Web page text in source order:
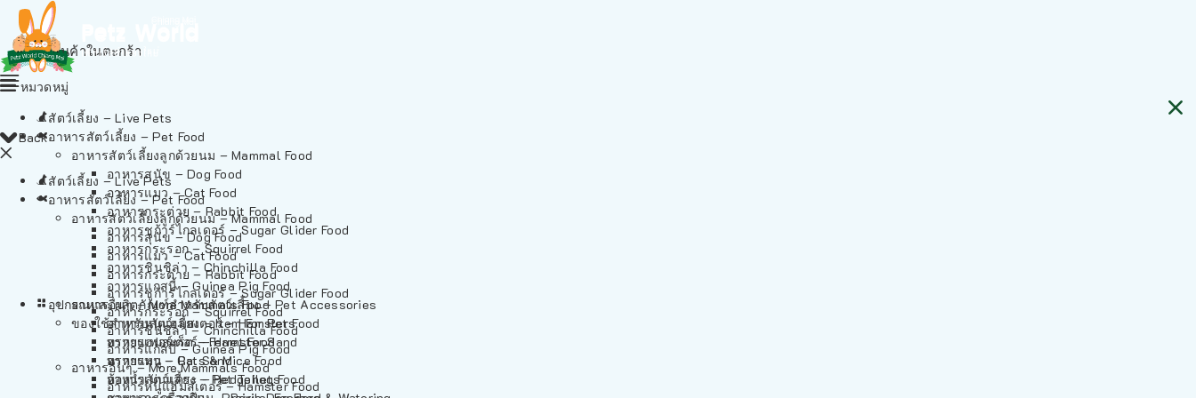
ไม่มีสินค้าในตะกร้า
Back
สัตว์เลี้ยง – Live Pets
อาหารสัตว์เลี้ยง – Pet Food
อาหารสัตว์เลี้ยงลูกด้วยนม – Mammal Food
อาหารสุนัข – Dog Food
อาหารแมว – Cat Food
อาหารกระต่าย – Rabbit Food
อาหารชูก้าร์ไกลเดอร์ – Sugar Glider Food
อาหารกระรอก – Squirrel Food
อาหารชินชิล่า – Chinchilla Food
อาหารแกสบี้ – Guinea Pig Food
อาหารอื่นๆ – More Mammals Food
อาหารหนูแฮมสเตอร์ – Hamster Food
หมวดหมู่
สัตว์เลี้ยง – Live Pets
อาหารสัตว์เลี้ยง – Pet Food
อาหารสัตว์เลี้ยงลูกด้วยนม – Mammal Food
อาหารสุนัข – Dog Food
อาหารแมว – Cat Food
อาหารกระต่าย – Rabbit Food
อาหารชูก้าร์ไกลเดอร์ – Sugar Glider Food
อาหารกระรอก – Squirrel Food
อาหารชินชิล่า – Chinchilla Food
อาหารแกสบี้ – Guinea Pig Food
อาหารอื่นๆ – More Mammals Food
อาหารหนูแฮมสเตอร์ – Hamster Food
อาหารเฟอร์เร็ต – Ferret Food
อาหารหนู – Rats & Mice Food
อาหารเม่นแคระ – Hedgehog Food
อุปกรณและผลิตภัณฑ์สำหรับสัตว์เลี้ยง – Pet Accessories
ของใช้สำหรับสัตว์เลี้ยง – Item For Pets
ทรายแฮมสเตอร์ – Hamster Sand
ทรายแมว – Cat Sand
ห้องน้ำสัตว์เลี้ยง – Pet Toilets